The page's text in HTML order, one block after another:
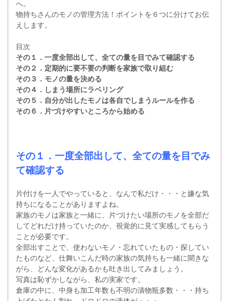
へ。
物持ちさんのモノの管理方法！ポイントを６つに分けてお伝
えします。
目次
その１．一度全部出して、全ての量を目でみて確認する
その２．定期的に要不要の判断を家族で取り組む
その３．モノの量を決める
その４．しまう場所にラベリング
その５．自分が出したモノは各自でしまうルールを作る
その６．片づけやすいところから始める
その１．一度全部出して、全ての量を目でみ
て確認する
片付けを一人でやっていると、なんで私だけ・・・と嫌な気
持ちになることがありますよね。
家族のモノは家族と一緒に、片づけたい場所のモノを全部だ
してどれだけ持っていたのか、視覚的に見て実感してもらう
ことが必要です。
全部出すことで、使わないモノ・忘れていたもの・探してい
たものなど、仕舞いこんだ時の家族の気持ちも一緒に聞きな
がら、どんな変化があるかも吐き出してみましょう。
写真は恥ずかしながら、私の実家です。
倉庫の中に、中身も加工年数も不明の漬物瓶多数・・・持ち